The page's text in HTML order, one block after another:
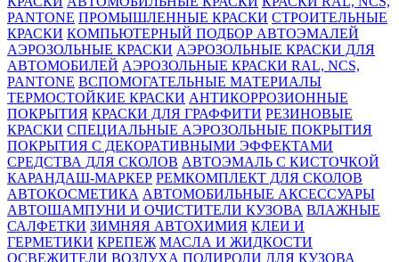
PANTONE ПРОМЫШЛЕННЫЕ КРАСКИ СТРОИТЕЛЬНЫЕ
КРАСКИ КОМПЬЮТЕРНЫЙ ПОДБОР АВТОЭМАЛЕЙ
АЭРОЗОЛЬНЫЕ КРАСКИ АЭРОЗОЛЬНЫЕ КРАСКИ ДЛЯ
АВТОМОБИЛЕЙ АЭРОЗОЛЬНЫЕ КРАСКИ RAL, NCS,
PANTONE ВСПОМОГАТЕЛЬНЫЕ МАТЕРИАЛЫ
ТЕРМОСТОЙКИЕ КРАСКИ АНТИКОРРОЗИОННЫЕ
ПОКРЫТИЯ КРАСКИ ДЛЯ ГРАФФИТИ РЕЗИНОВЫЕ
КРАСКИ СПЕЦИАЛЬНЫЕ АЭРОЗОЛЬНЫЕ ПОКРЫТИЯ
ПОКРЫТИЯ С ДЕКОРАТИВНЫМИ ЭФФЕКТАМИ
СРЕДСТВА ДЛЯ СКОЛОВ АВТОЭМАЛЬ С КИСТОЧКОЙ
КАРАНДАШ-МАРКЕР РЕМКОМПЛЕКТ ДЛЯ СКОЛОВ
АВТОКОСМЕТИКА АВТОМОБИЛЬНЫЕ АКСЕССУАРЫ
АВТОШАМПУНИ И ОЧИСТИТЕЛИ КУЗОВА ВЛАЖНЫЕ
САЛФЕТКИ ЗИМНЯЯ АВТОХИМИЯ КЛЕИ И
ГЕРМЕТИКИ КРЕПЕЖ МАСЛА И ЖИДКОСТИ
ОСВЕЖИТЕЛИ ВОЗДУХА ПОЛИРОЛИ ДЛЯ КУЗОВА